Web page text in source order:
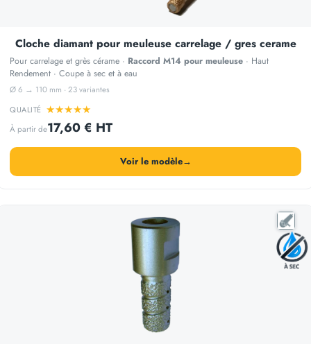
Cloche diamant pour meuleuse carrelage / gres cerame
Pour carrelage et grès cérame · Raccord M14 pour meuleuse · Haut
Rendement · Coupe à sec et à eau
Ø 6 → 110 mm · 23 variantes
QUALITÉ ★★★★★
À partir de17,60 € HT
Voir le modèle→